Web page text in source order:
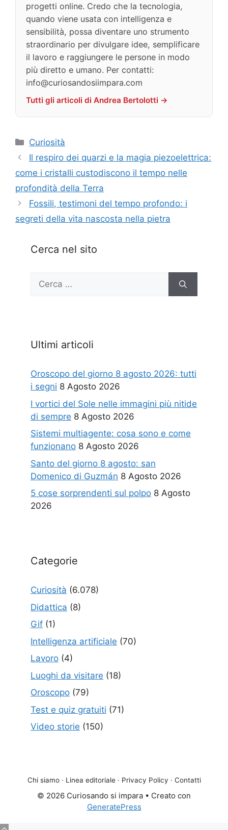
progetti online. Credo che la tecnologia,
quando viene usata con intelligenza e
sensibilità, possa diventare uno strumento
straordinario per divulgare idee, semplificare
il lavoro e raggiungere le persone in modo
più diretto e umano. Per contatti:
info@curiosandosiimpara.com
Tutti gli articoli di Andrea Bertolotti →
Categorie
Curiosità
Il respiro dei quarzi e la magia piezoelettrica:
come i cristalli custodiscono il tempo nelle
profondità della Terra
Fossili, testimoni del tempo profondo: i
segreti della vita nascosta nella pietra
Cerca nel sito
Ricerca
Ultimi articoli
Oroscopo del giorno 8 agosto 2026: tutti
i segni 8 Agosto 2026
I vortici del Sole nelle immagini più nitide
di sempre 8 Agosto 2026
Sistemi multiagente: cosa sono e come
funzionano 8 Agosto 2026
Santo del giorno 8 agosto: san
Domenico di Guzmán 8 Agosto 2026
5 cose sorprendenti sul polpo 8 Agosto
2026
Categorie
Curiosità (6.078)
Didattica (8)
Gif (1)
Intelligenza artificiale (70)
Lavoro (4)
Luoghi da visitare (18)
Oroscopo (79)
Test e quiz gratuiti (71)
Video storie (150)
Chi siamo · Linea editoriale · Privacy Policy · Contatti
© 2026 Curiosando si impara • Creato con
GeneratePress